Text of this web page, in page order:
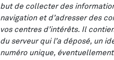
but de collecter des
navigation et d’adresser des
vos centres d’intérêts. Il
du serveur qui l’a déposé, un
numéro unique,